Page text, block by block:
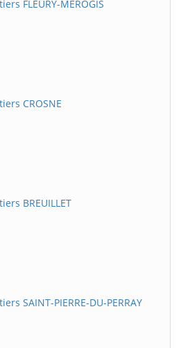
FLEURY-MEROGIS
CROSNE
BREUILLET
SAINT-PIERRE-DU-PERRAY